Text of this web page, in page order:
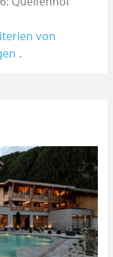
von
.